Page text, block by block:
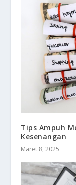
Tips Ampuh
Kesenangan
Maret 8, 2025